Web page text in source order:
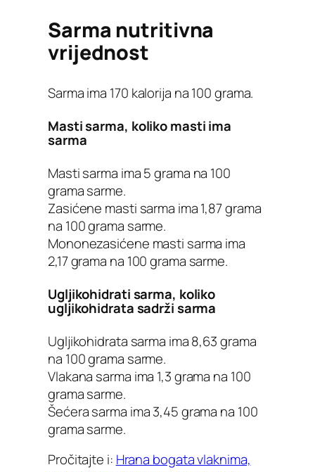
Sarma nutritivna
vrijednost
Sarma ima 170 kalorija na 100 grama.
Masti sarma, koliko masti ima
sarma
Masti sarma ima 5 grama na 100
grama sarme.
Zasićene masti sarma ima 1,87 grama
na 100 grama sarme.
Mononezasićene masti sarma ima
2,17 grama na 100 grama sarme.
Ugljikohidrati sarma, koliko
ugljikohidrata sadrži sarma
Ugljikohidrata sarma ima 8,63 grama
na 100 grama sarme.
Vlakana sarma ima 1,3 grama na 100
grama sarme.
Šećera sarma ima 3,45 grama na 100
grama sarme.
Pročitajte i: Hrana bogata vlaknima,